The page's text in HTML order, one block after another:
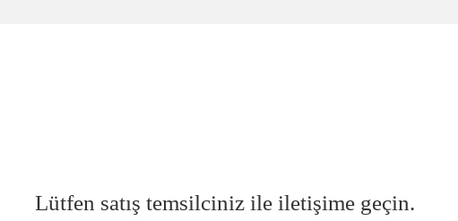
Lütfen satış temsilciniz ile iletişime geçin.